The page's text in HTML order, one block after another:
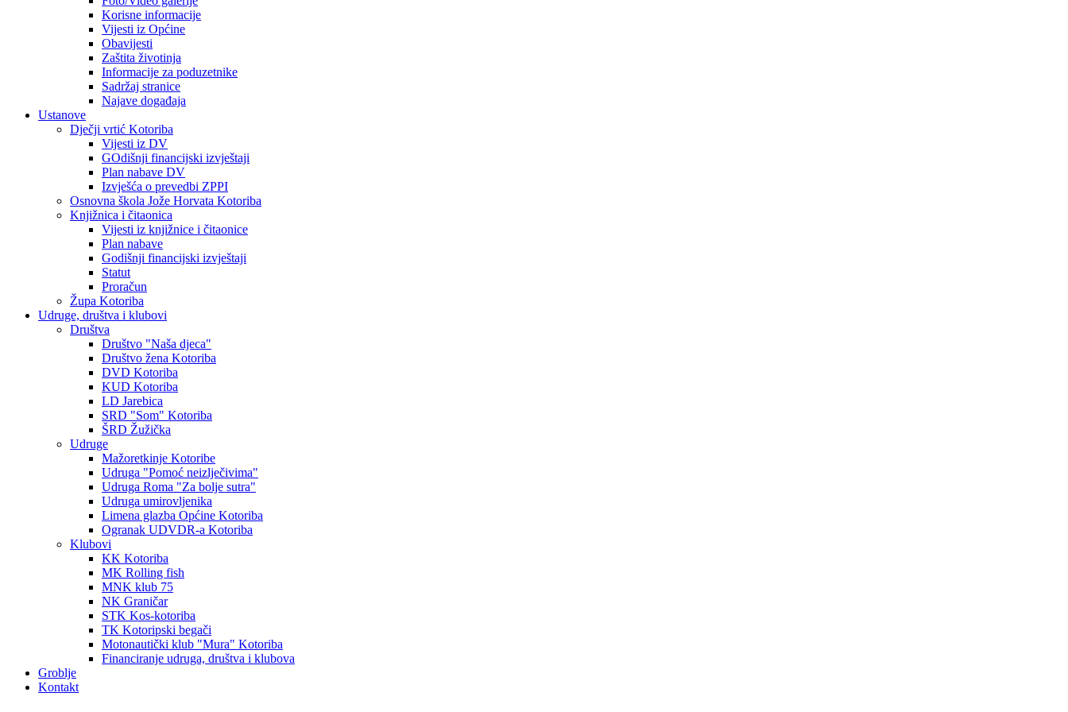
Korisne informacije
Vijesti iz Općine
Obavijesti
Zaštita životinja
Informacije za poduzetnike
Sadržaj stranice
Najave događaja
Ustanove
Dječji vrtić Kotoriba
Vijesti iz DV
GOdišnji financijski izvještaji
Plan nabave DV
Izvješća o prevedbi ZPPI
Osnovna škola Jože Horvata Kotoriba
Knjižnica i čitaonica
Vijesti iz knjižnice i čitaonice
Plan nabave
Godišnji financijski izvještaji
Statut
Proračun
Župa Kotoriba
Udruge, društva i klubovi
Društva
Društvo "Naša djeca"
Društvo žena Kotoriba
DVD Kotoriba
KUD Kotoriba
LD Jarebica
SRD "Som" Kotoriba
ŠRD Žužička
Udruge
Mažoretkinje Kotoribe
Udruga "Pomoć neizlječivima"
Udruga Roma "Za bolje sutra"
Udruga umirovljenika
Limena glazba Općine Kotoriba
Ogranak UDVDR-a Kotoriba
Klubovi
KK Kotoriba
MK Rolling fish
MNK klub 75
NK Graničar
STK Kos-kotoriba
TK Kotoripski begači
Motonautički klub "Mura" Kotoriba
Financiranje udruga, društva i klubova
Groblje
Kontakt